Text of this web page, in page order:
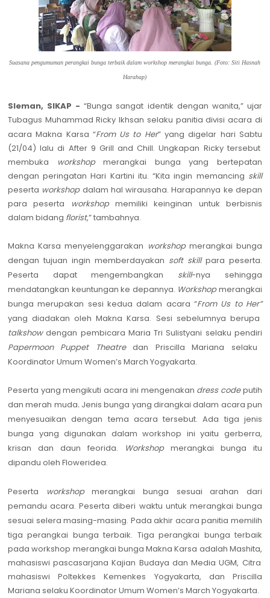
Suasana pengumuman perangkai bunga terbaik dalam workshop merangkai bunga . (Foto: Siti Hasnah
Harahap)
Sleman, SIKAP -“Bunga sangat identik dengan wanita,” ujar
Tubagus Muhammad Ricky Ikhsan selaku panitia divisi acara di
acara Makna Karsa “From Us to Her”yang digelar hari Sabtu
(21/04) lalu di After 9 Grill and Chill. Ungkapan Ricky tersebut
membuka
workshopmerangkai bunga
yang bertepatan
dengan peringatan Hari Kartini itu. “Kita ingin memancing skill
peserta workshopdalam hal wirausaha. Harapannya ke depan
para peserta
workshopmemiliki keinginan untuk berbisnis
dalam bidang florist,”tambahnya.
Makna Karsamenyelenggarakan workshop merangkai bunga
dengan tujuan ingin memberdayakan soft skillpara peserta.
Peserta dapat mengembangkan skill-nya sehingga
mendatangkan keuntungan ke depannya. Workshopmerangkai
bunga merupakan sesi kedua dalam acara “From Us to Her”
yang diadakan oleh Makna Karsa. Sesi sebelumnya berupa
talkshow dengan pembicara Maria Tri Sulistyani selaku pendiri
PapermoonPuppet Theatredan Priscilla Mariana selaku
Koordinator Umum Women’s March Yogyakarta.
Peserta yang mengikuti acara ini mengenakan dress codeputih
dan merah muda. Jenis bunga yang dirangkai dalam acara pun
menyesuaikan dengan tema acara tersebut. Ada tiga jenis
bunga yang digunakan dalam workshop ini yaitu gerberra,
krisan dan daun feorida.
Workshopmerangkai bunga itu
dipandu oleh Floweridea.
Peserta workshopmerangkai bunga sesuai arahan dari
pemandu acara. Peserta diberi waktu untuk merangkai bunga
sesuai selera masing-masing. Pada akhir acara panitia memilih
tiga perangkai bunga terbaik. Tiga perangkai bunga terbaik
pada workshop merangkai bunga Makna Karsa adalah Mashita,
mahasiswi pascasarjana Kajian Budaya dan Media UGM, Citra
mahasiswi Poltekkes Kemenkes Yogyakarta, dan Priscilla
Mariana selaku Koordinator Umum Women’s March Yogyakarta.